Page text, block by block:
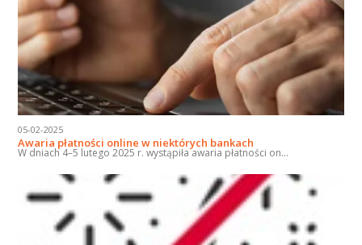
05-02-2025
Awaria płatności online w niektórych bankach
W dniach 4–5 lutego 2025 r. wystąpiła awaria płatności on...